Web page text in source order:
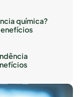
química?